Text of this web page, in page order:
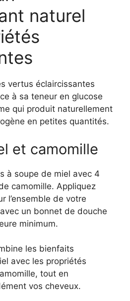
naturel
vertus éclaircissantes
à sa teneur en glucose
qui produit naturellement
en petites quantités.
et camomille
à soupe de miel avec 4
camomille. Appliquez
l’ensemble de votre
un bonnet de douche
minimum.
les bienfaits
avec les propriétés
tout en
vos cheveux.